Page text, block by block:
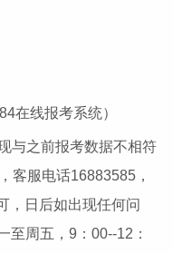
在线报考系统）
与之前报考数据不相符
客服电话16883585，
，日后如出现任何问
至周五，9：00--12：